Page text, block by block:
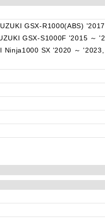
GSX-R1000(ABS)
GSX-S1000F '2015 ～
SX '2020 ～ '2023,